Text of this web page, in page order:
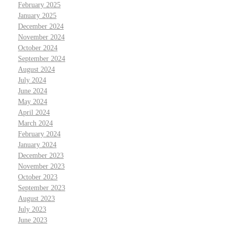
February 2025
January 2025
December 2024
November 2024
October 2024
September 2024
August 2024
July 2024
June 2024
May 2024
April 2024
March 2024
February 2024
January 2024
December 2023
November 2023
October 2023
September 2023
August 2023
July 2023
June 2023